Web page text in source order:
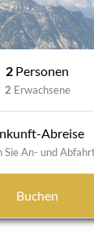
2 Personen
2 Erwachsene
Abreise
Sie An- und
Buchen